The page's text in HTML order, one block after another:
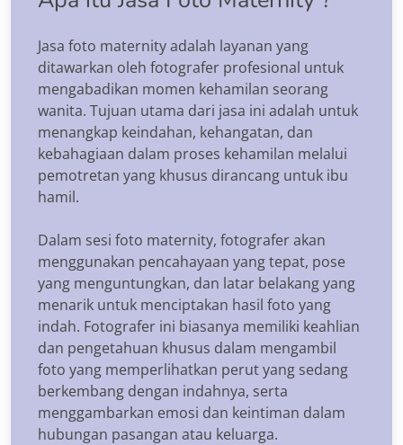
Jasa foto maternity adalah layanan yang
ditawarkan oleh fotografer profesional untuk
mengabadikan momen kehamilan seorang
wanita. Tujuan utama dari jasa ini adalah untuk
menangkap keindahan, kehangatan, dan
kebahagiaan dalam proses kehamilan melalui
pemotretan yang khusus dirancang untuk ibu
hamil.
Dalam sesi foto maternity, fotografer akan
menggunakan pencahayaan yang tepat, pose
yang menguntungkan, dan latar belakang yang
menarik untuk menciptakan hasil foto yang
indah. Fotografer ini biasanya memiliki keahlian
dan pengetahuan khusus dalam mengambil
foto yang memperlihatkan perut yang sedang
berkembang dengan indahnya, serta
menggambarkan emosi dan keintiman dalam
hubungan pasangan atau keluarga.